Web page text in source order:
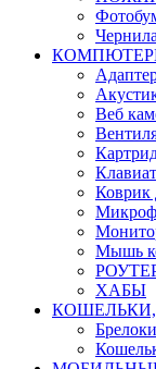
Веб
Мышь
ХАБЫ
Брелоки